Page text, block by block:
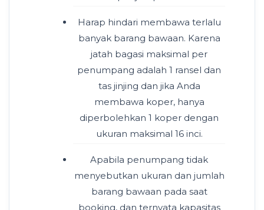
Harap hindari membawa terlalu
banyak barang bawaan. Karena
jatah bagasi maksimal per
penumpang adalah 1 ransel dan
tas jinjing dan jika Anda
membawa koper, hanya
diperbolehkan 1 koper dengan
ukuran maksimal 16 inci.
Apabila penumpang tidak
menyebutkan ukuran dan jumlah
barang bawaan pada saat
booking, dan ternyata kapasitas